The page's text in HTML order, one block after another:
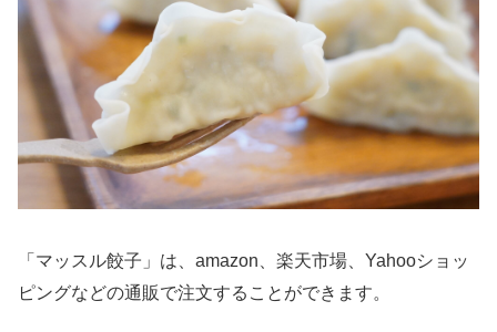
「マッスル餃子」は、amazon、楽天市場、Yahooショッ
ピングなどの通販で注文することができます。